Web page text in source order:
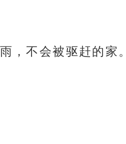
，不会被驱赶的家。